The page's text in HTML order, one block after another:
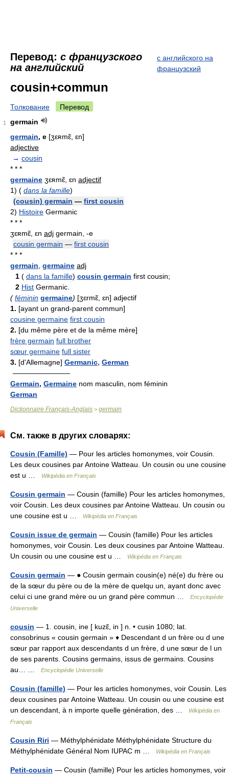
Перевод: с французского
на английский
с английского на
французский
cousin+commun
Толкование Перевод
1
germain
germain, e [ʒεʀmɛ̃, εn]
adjective
→ cousin
* * *
germaine ʒɛʀmɛ̃, ɛn adjectif
1) ( dans la famille)
(cousin) germain — first cousin
2) Histoire Germanic
* * *
ʒɛʀmɛ̃, ɛn adj germain, -e
cousin germain — first cousin
* * *
germain germaine adj
1 ( dans la famille) cousin germain first cousin;
2 Hist Germanic.
( féminin germaine) [ʒɛrmɛ̃, ɛn] adjectif
1. [ayant un grand-parent commun]
cousine germaine first cousin
2. [du même père et de la même mère]
frère germain full brother
sœur germaine full sister
3. [d'Allemagne] Germanic, German
————————
Germain, Germaine nom masculin, nom féminin
German
Dictionnaire Français-Anglais > germain
См. также в других словарях:
Cousin (Famille) — Pour les articles homonymes, voir Cousin.
Les deux cousines par Antoine Watteau. Un cousin ou une cousine
est u …
Wikipédia en Français
Cousin germain — Cousin (famille) Pour les articles homonymes,
voir Cousin. Les deux cousines par Antoine Watteau. Un cousin ou
une cousine est u …
Wikipédia en Français
Cousin issue de germain — Cousin (famille) Pour les articles
homonymes, voir Cousin. Les deux cousines par Antoine Watteau.
Un cousin ou une cousine est u …
Wikipédia en Français
Cousin germain — ● Cousin germain cousin(e) né(e) du frère ou
de la sœur du père ou de la mère de quelqu un, ayant donc avec
celui ci une grand mère ou un grand père commun …
Encyclopédie
Universelle
cousin — 1. cousin, ine [ kuzɛ̃, in ] n. • cusin 1080; lat.
consobrinus « cousin germain » ♦ Descendant d un frère ou d une
sœur par rapport aux descendants d un frère, d une sœur de l un
de ses parents. Cousins germains, issus de germains. Cousins
au… …
Encyclopédie Universelle
Cousin (famille) — Pour les articles homonymes, voir Cousin. Les
deux cousines par Antoine Watteau. Un cousin ou une cousine est
un descendant, à n importe quelle génération, des …
Wikipédia en
Français
Cousin Riri — Méthylphénidate Méthylphénidate Structure du
Méthylphénidate Général Nom IUPAC m …
Wikipédia en Français
Petit-cousin — Cousin (famille) Pour les articles homonymes, voir